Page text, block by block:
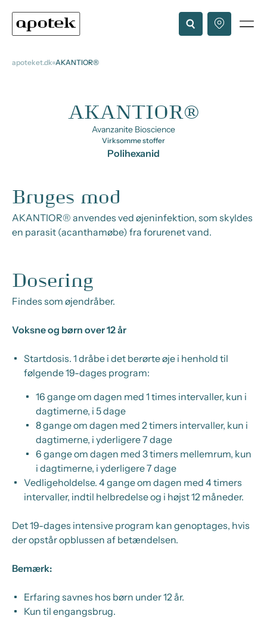
apoteket.dk AKANTIOR®
AKANTIOR®
Avanzanite Bioscience
Virksomme stoffer
Polihexanid
Bruges mod
AKANTIOR® anvendes ved øjeninfektion, som skyldes
en parasit (acanthamøbe) fra forurenet vand.
Dosering
Findes som øjendråber.
Voksne og børn over 12 år
Startdosis. 1 dråbe i det berørte øje i henhold til
følgende 19-dages program:
16 gange om dagen med 1 times intervaller, kun i
dagtimerne, i 5 dage
8 gange om dagen med 2 timers intervaller, kun i
dagtimerne, i yderligere 7 dage
6 gange om dagen med 3 timers mellemrum, kun
i dagtimerne, i yderligere 7 dage
Vedligeholdelse. 4 gange om dagen med 4 timers
intervaller, indtil helbredelse og i højst 12 måneder.
Det 19-dages intensive program kan genoptages, hvis
der opstår opblussen af betændelsen.
Bemærk:
Erfaring savnes hos børn under 12 år.
Kun til engangsbrug.